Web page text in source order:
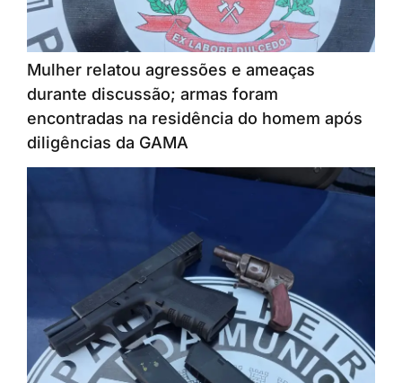
Mulher relatou agressões e ameaças
durante discussão; armas foram
encontradas na residência do homem após
diligências da GAMA